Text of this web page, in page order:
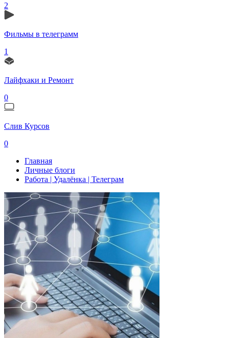
2
Фильмы в телеграмм
1
Лайфхаки и Ремонт
0
Слив Курсов
0
Главная
Личные блоги
Работа | Удалёнка | Телеграм